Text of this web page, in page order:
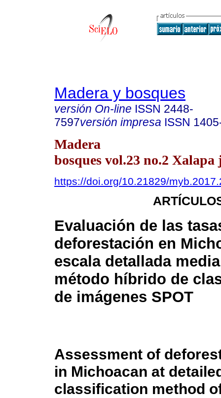
Madera y bosques
versión On-line ISSN 2448-
7597versión impresa ISSN
Madera
bosques vol.23 no.2 Xalapa
https://doi.org/10.21829/
Evaluación de las
deforestación en
escala detallada
método híbrido de
de imágenes SPOT
Assessment of
in Michoacan at
classification method